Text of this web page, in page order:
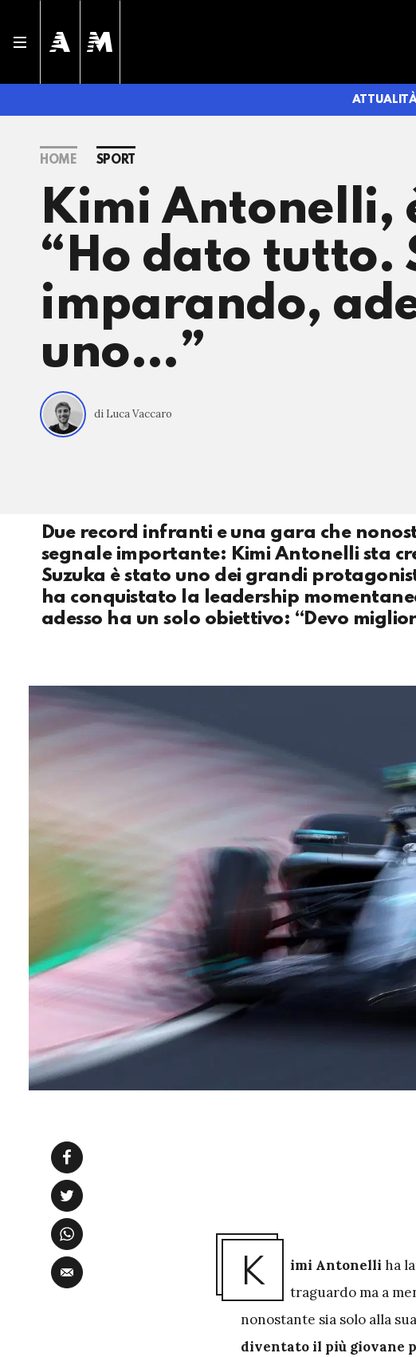
HOME SPORT
Kimi Antonelli,
“Ho dato tutto.
imparando,
uno…”
di Luca Vaccaro
Due record infranti e una gara che
segnale importante: Kimi Antonelli sta
Suzuka è stato uno dei grandi
ha conquistato la leadership
adesso ha un solo obiettivo: “Devo
K imi Antonelli ha
traguardo ma a
nonostante sia solo alla
diventato il più giovane